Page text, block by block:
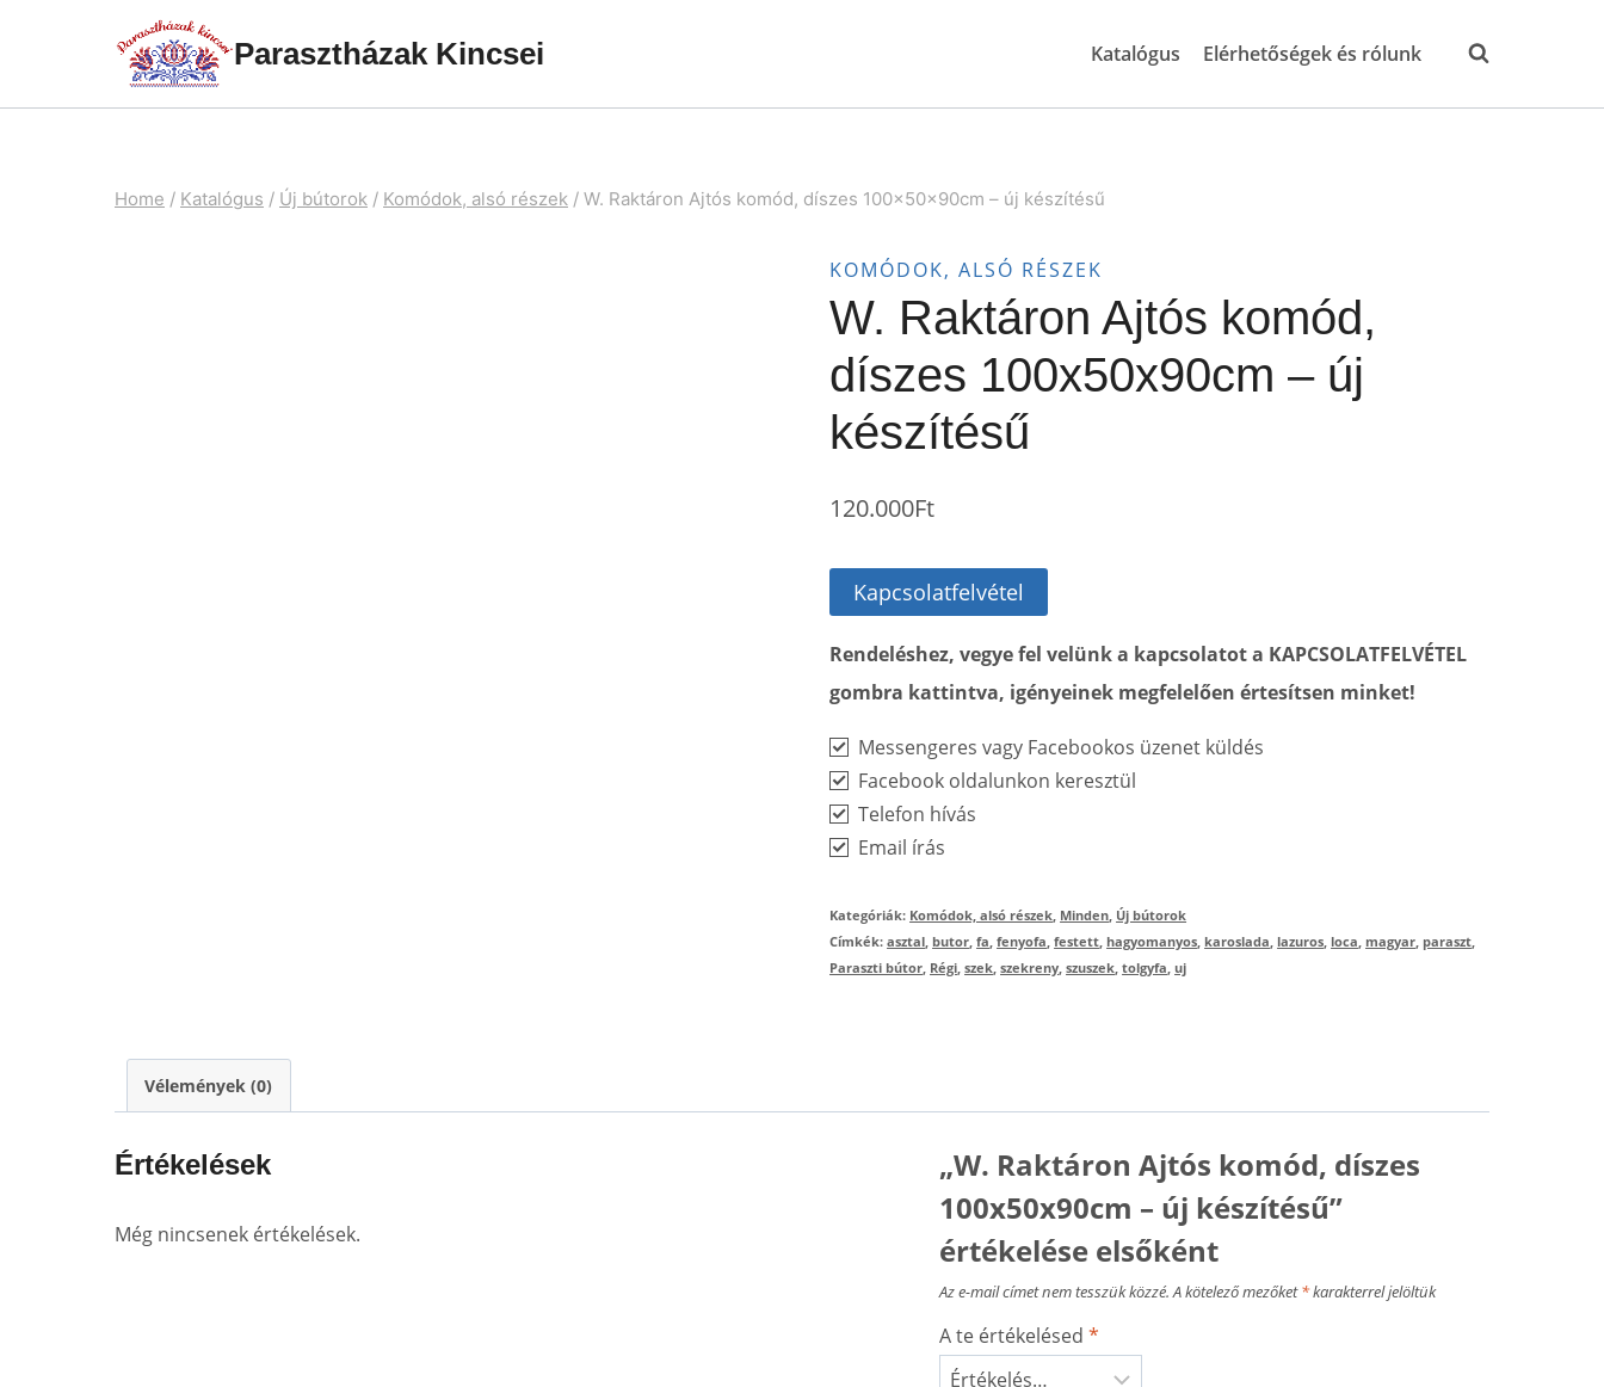
Parasztházak Kincsei Katalógus Elérhetőségek és rólunk
Home / Katalógus / Új bútorok / Komódok, alsó részek / W. Raktáron Ajtós komód, díszes 100x50x90cm – új készítésű
KOMÓDOK, ALSÓ RÉSZEK
W. Raktáron Ajtós komód,
díszes 100x50x90cm – új
készítésű
120.000Ft
Kapcsolatfelvétel
Rendeléshez, vegye fel velünk a kapcsolatot a KAPCSOLATFELVÉTEL
gombra kattintva, igényeinek megfelelően értesítsen minket!
Messengeres vagy Facebookos üzenet küldés
Facebook oldalunkon keresztül
Telefon hívás
Email írás
Kategóriák: Komódok, alsó részek, Minden, Új bútorok
Címkék:asztal, butor,fa,fenyofa,festett, hagyomanyos, karoslada, lazuros, loca, magyar, paraszt,
Paraszti bútor, Régi,szek,szekreny,szuszek,tolgyfa,uj
Vélemények (0)
Értékelések
Még nincsenek értékelések.
„W. Raktáron Ajtós komód, díszes
100x50x90cm – új készítésű”
értékelése elsőként
Az e-mail címet nem tesszük közzé. A kötelező mezőket*karakterrel jelöltük
A te értékelésed*